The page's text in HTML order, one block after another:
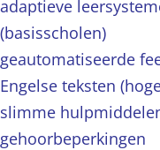
adaptieve
(basisscholen)
geautomatiseerde
Engelse teksten
slimme
gehoorbeperkingen